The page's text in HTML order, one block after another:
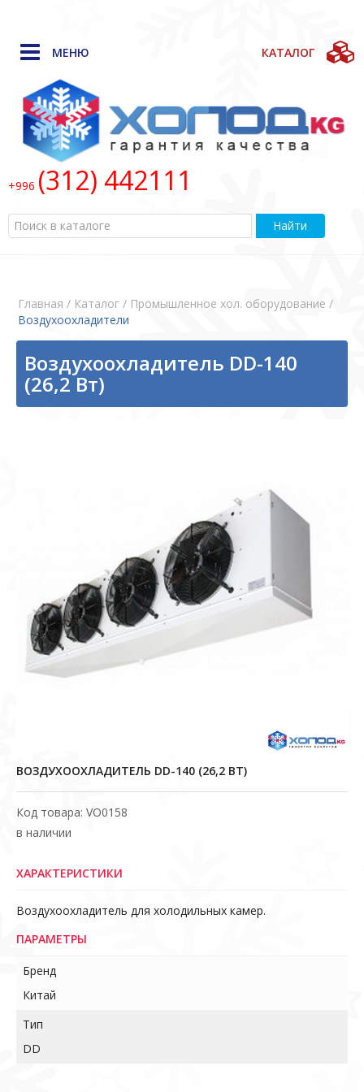
МЕНЮ КАТАЛОГ
+996 (312) 442111
Найти
Главная / Каталог / Промышленное хол. оборудование /
Воздухоохладители
Воздухоохладитель DD-140
(26,2 Вт)
ВОЗДУХООХЛАДИТЕЛЬ DD-140 (26,2 ВТ)
Код товара: VO0158
в наличии
ХАРАКТЕРИСТИКИ
Воздухоохладитель для холодильных камер.
ПАРАМЕТРЫ
Бренд
Китай
Тип
DD